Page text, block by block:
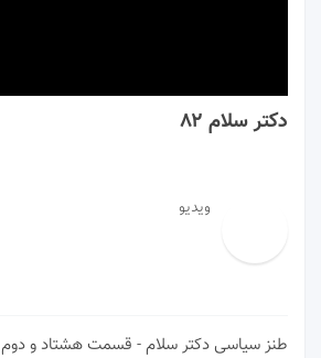
دکتر سلام ۸۲
ویدیو
طنز سیاسی دکتر سلام - قسمت هشتاد و دوم